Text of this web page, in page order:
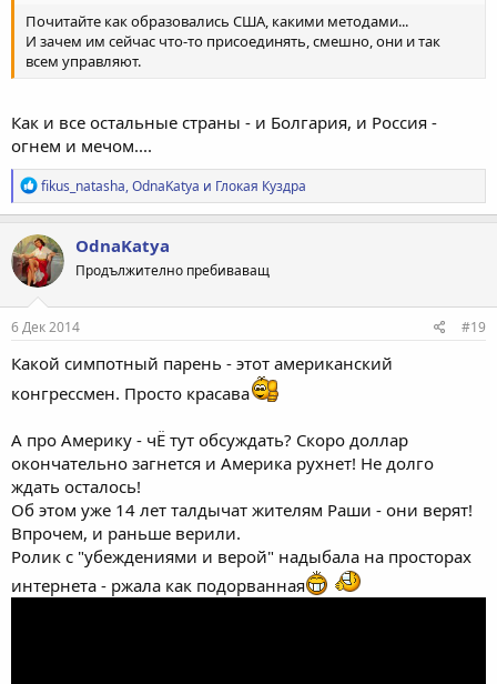
Почитайте как образовались США, какими методами...
И зачем им сейчас что-то присоединять, смешно, они и так
всем управляют.
Как и все остальные страны - и Болгария, и Россия -
огнем и мечом....
Р
е
а
к
ц
и
и
:
fikus_natasha,OdnaKatya и Глокая Куздра
OdnaKatya
Продължително пребиваващ
6 Дек 2014 #19
Какой симпотный парень - этот американский
конгрессмен. Просто красава
А про Америку - чЁ тут обсуждать? Скоро доллар
окончательно загнется и Америка рухнет! Не долго
ждать осталось!
Об этом уже 14 лет талдычат жителям Раши - они верят!
Впрочем, и раньше верили.
Ролик с "убеждениями и верой" надыбала на просторах
интернета - ржала как подорванная